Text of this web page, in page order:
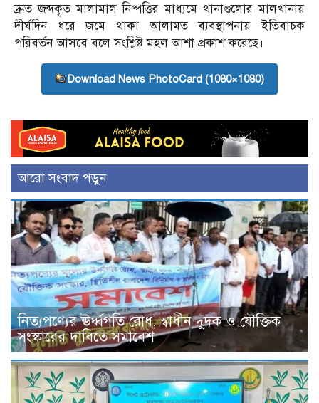
দ্রুত জব্দকৃত মালামাল নিষ্পত্তির মাধ্যমে থানাগুলোর মালখানায়
দীর্ঘদিন ধরে জমে থাকা আলামত ব্যবস্থাপনায় ইতিবাচক
পরিবর্তন আসবে বলে সংশ্লিষ্ট মহল আশা প্রকাশ করেছে।
Download News PhotoCard (1080×1080)
আরো সংবাদ পড়ুন
নিত্যপণ্যের ঊর্ধ্বগতি রোধ, স্বাধীন দুদক ও যৌক্তিক
সংস্কারের দাবিতে সমাবেশ